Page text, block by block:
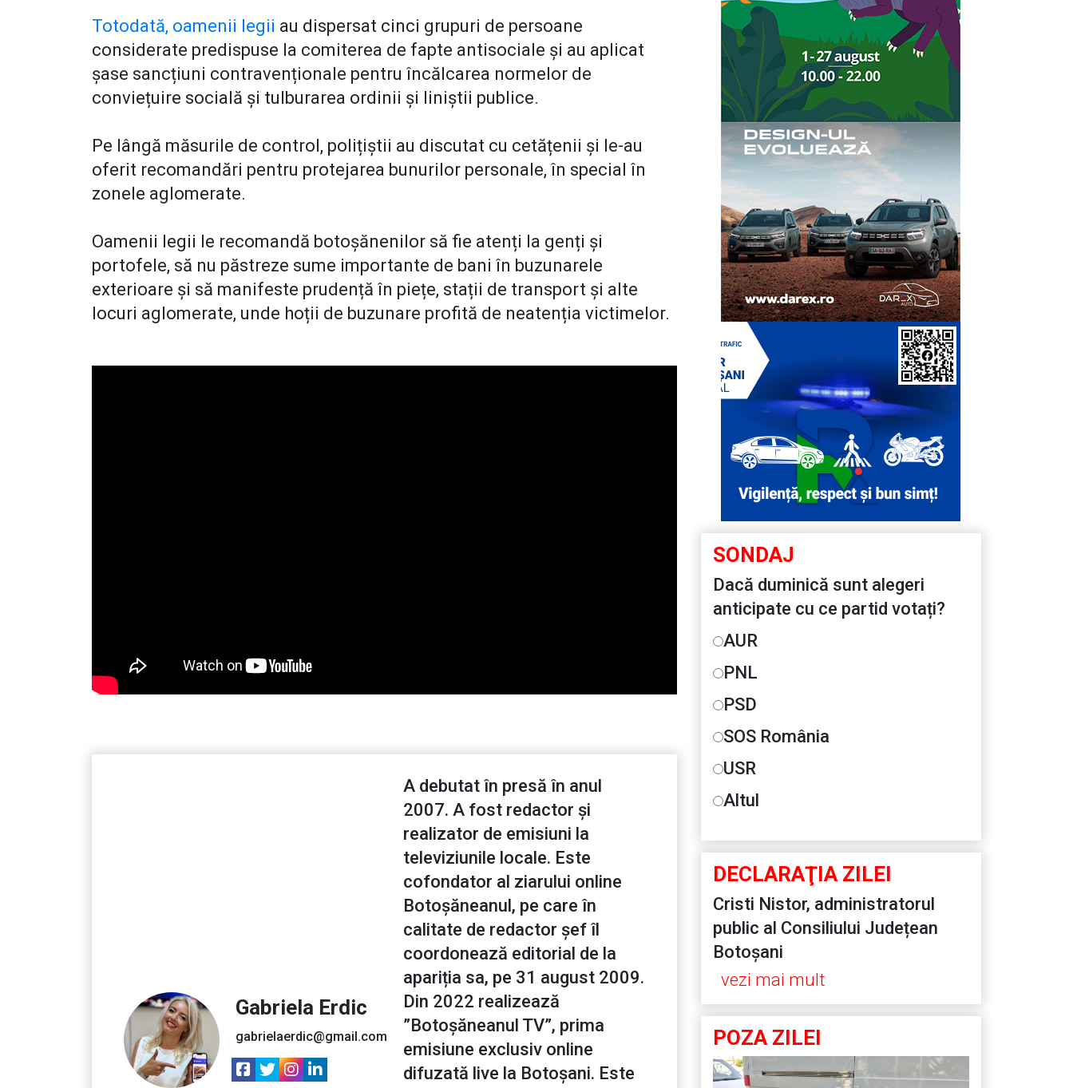
Totodată, oamenii legii au dispersat cinci grupuri de persoane
considerate predispuse la comiterea de fapte antisociale și au aplicat
șase sancțiuni contravenționale pentru încălcarea normelor de
conviețuire socială și tulburarea ordinii și liniștii publice.
Pe lângă măsurile de control, polițiștii au discutat cu cetățenii și le-au
oferit recomandări pentru protejarea bunurilor personale, în special în
zonele aglomerate.
Oamenii legii le recomandă botoșănenilor să fie atenți la genți și
portofele, să nu păstreze sume importante de bani în buzunarele
exterioare și să manifeste prudență în piețe, stații de transport și alte
locuri aglomerate, unde hoții de buzunare profită de neatenția victimelor.
Gabriela Erdic
gabrielaerdic@gmail.com
A debutat în presă în anul
2007. A fost redactor și
realizator de emisiuni la
televiziunile locale. Este
cofondator al ziarului online
Botoșăneanul, pe care în
calitate de redactor șef îl
coordonează editorial de la
apariția sa, pe 31 august 2009.
Din 2022 realizează
”Botoșăneanul TV”, prima
emisiune exclusiv online
difuzată live la Botoșani. Este
SONDAJ
Dacă duminică sunt alegeri
anticipate cu ce partid votați?
AUR
PNL
PSD
SOS România
USR
Altul
DECLARAŢIA ZILEI
Cristi Nistor, administratorul
public al Consiliului Județean
Botoșani
vezi mai mult
POZA ZILEI